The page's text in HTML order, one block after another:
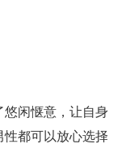
悠闲惬意，让自身
性都可以放心选择